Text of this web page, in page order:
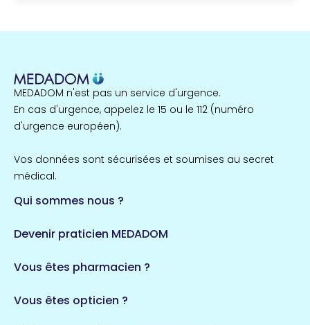
MEDADOM n'est pas un service d'urgence.
En cas d'urgence, appelez le 15 ou le 112 (numéro
d'urgence européen).
Vos données sont sécurisées et soumises au secret
médical.
Qui sommes nous ?
Devenir praticien MEDADOM
Vous êtes pharmacien ?
Vous êtes opticien ?